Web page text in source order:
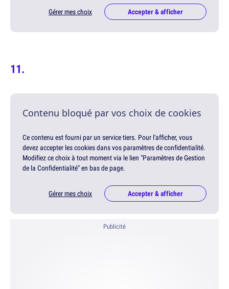
Gérer mes choix Accepter & afficher
Contenu bloqué par vos choix de cookies
Ce contenu est fourni par un service tiers. Pour l'afficher, vous
devez accepter les cookies dans vos paramètres de confidentialité.
Modifiez ce choix à tout moment via le lien "Paramètres de Gestion
de la Confidentialité" en bas de page.
Gérer mes choix Accepter & afficher
Publicité